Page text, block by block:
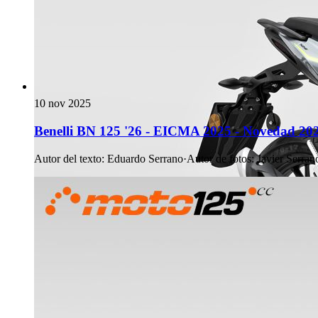
10 nov 2025
Benelli BN 125 '26 - EICMA 2025 - Novedad
Autor del texto: Eduardo Serrano·Autor de fotos: Javier